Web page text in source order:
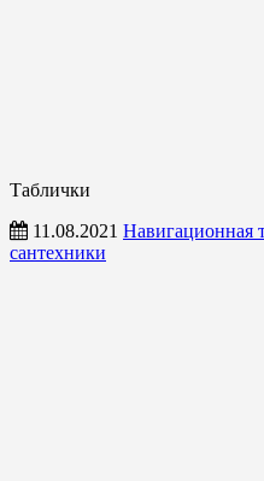
Таблички
11.08.2021 Навигационная
сантехники